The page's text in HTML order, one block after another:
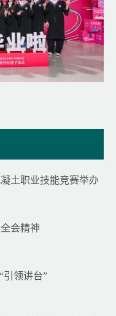
土职业技能竞赛举办
会精神
引领讲台”